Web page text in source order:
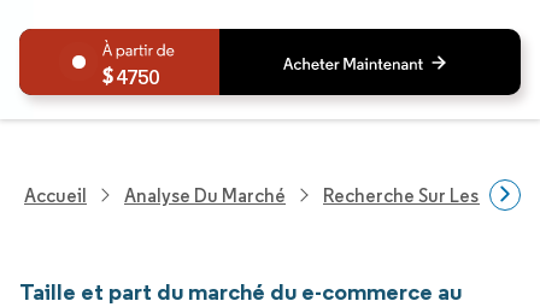
4750
Accueil Analyse Du Marché Recherche Sur Les
Taille et part du marché du e-commerce au